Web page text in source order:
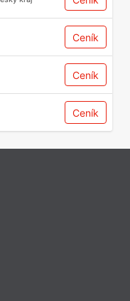
Ceník
Ceník
Ceník